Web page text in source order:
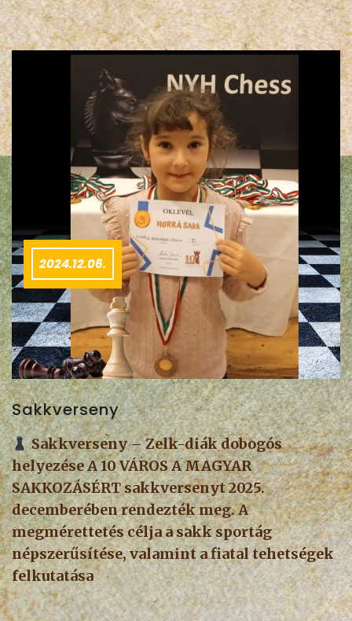
2024.12.06.
Sakkverseny
Sakkverseny – Zelk-diák dobogós
helyezése A 10 VÁROS A MAGYAR
SAKKOZÁSÉRT sakkversenyt 2025.
decemberében rendezték meg. A
megmérettetés célja a sakk sportág
népszerűsítése, valamint a fiatal tehetségek
felkutatása